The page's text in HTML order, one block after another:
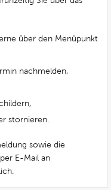
über den Menüpunkt
nachmelden,
stornieren.
sowie die
E-Mail an